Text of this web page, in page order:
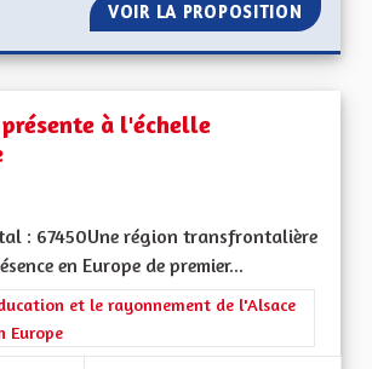
VOIR LA PROPOSITION
à l'échelle
: 67450Une région transfrontalière
en Europe de premier...
de la catégorie : La Culture, l'Education et
et le rayonnement de l'Alsace
Europe